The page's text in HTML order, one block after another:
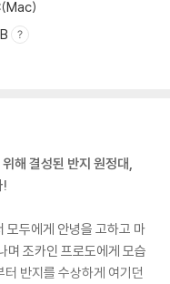
해 결성된 반지 원정대,
!
모두에게 안녕을 고하고 마
며 조카인 프로도에게 모습
반지를 수상하게 여기던